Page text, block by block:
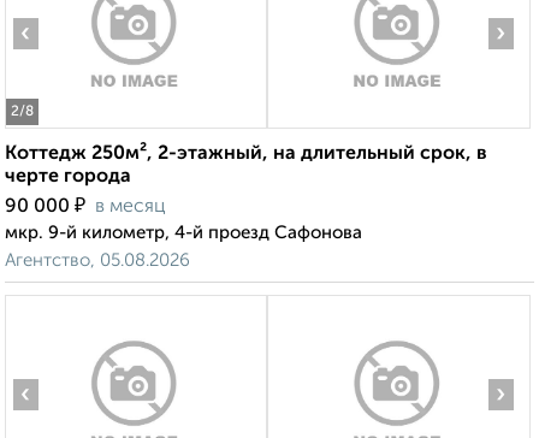
2/8
‹ ›
Коттедж 250м², 2-этажный, на длительный срок, в
черте города
90 000 ₽ в месяц
мкр. 9-й километр, 4-й проезд Сафонова
Агентство, 05.08.2026
‹ ›